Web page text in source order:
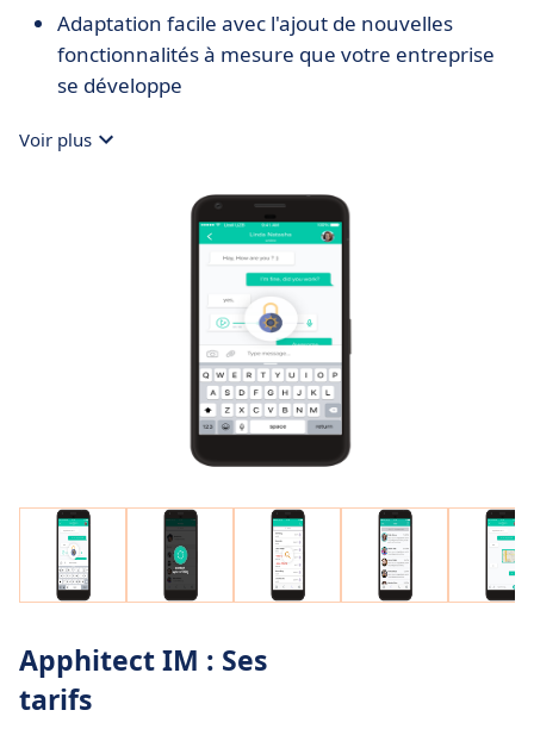
Adaptation facile avec l'ajout de nouvelles
fonctionnalités à mesure que votre entreprise
se développe
Voir plus
Apphitect IM : Ses
tarifs